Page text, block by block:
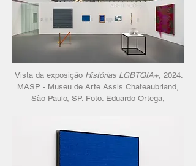
Vista da exposição Histórias LGBTQIA+, 2024.
MASP - Museu de Arte Assis Chateaubriand,
São Paulo, SP. Foto: Eduardo Ortega,